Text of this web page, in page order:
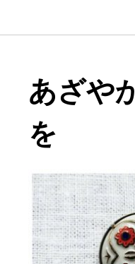
あざや
を